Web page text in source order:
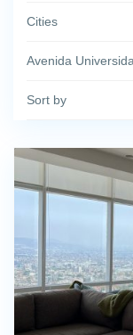
Cities
Avenida
Sort by